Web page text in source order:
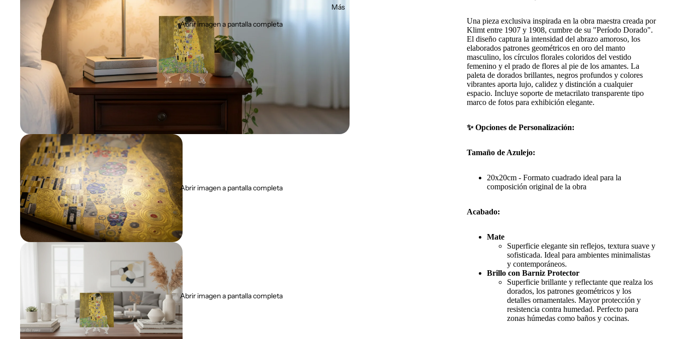
Más
Abrir imagen a pantalla completa
Abrir imagen a pantalla completa
Abrir imagen a pantalla completa
Una pieza exclusiva inspirada en la obra maestra creada por
Klimt entre 1907 y 1908, cumbre de su "Período Dorado".
El diseño captura la intensidad del abrazo amoroso, los
elaborados patrones geométricos en oro del manto
masculino, los círculos florales coloridos del vestido
femenino y el prado de flores al pie de los amantes. La
paleta de dorados brillantes, negros profundos y colores
vibrantes aporta lujo, calidez y distinción a cualquier
espacio. Incluye soporte de metacrilato transparente tipo
marco de fotos para exhibición elegante.
✨ Opciones de Personalización:
Tamaño de Azulejo:
20x20cm - Formato cuadrado ideal para la
composición original de la obra
Acabado:
Mate
Superficie elegante sin reflejos, textura suave y
sofisticada. Ideal para ambientes minimalistas
y contemporáneos.
Brillo con Barniz Protector
Superficie brillante y reflectante que realza los
dorados, los patrones geométricos y los
detalles ornamentales. Mayor protección y
resistencia contra humedad. Perfecto para
zonas húmedas como baños y cocinas.